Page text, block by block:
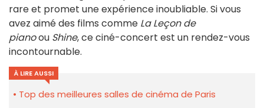
rare et promet une expérience inoubliable. Si vous
avez aimé des films comme La Leçon de
pianoou Shine, ce ciné-concert est un rendez-vous
incontournable.
À LIRE AUSSI
Top des meilleures salles de cinéma de Paris